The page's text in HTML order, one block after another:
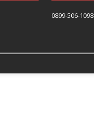
0899-506-1098